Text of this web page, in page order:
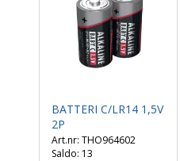
BATTERI C/LR14 1,5V
2P
THO964602
Saldo: 13